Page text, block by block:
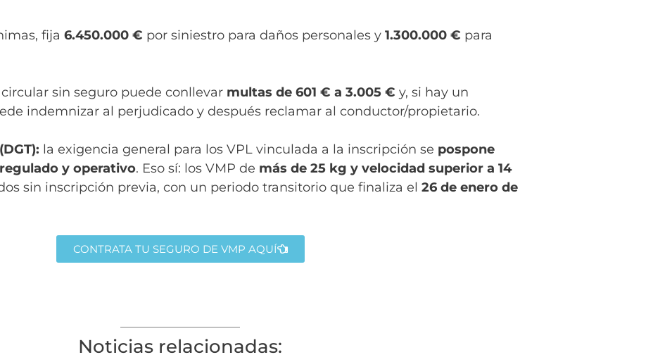
fija 6.450.000 € por siniestro para daños personales y 1.300.000 € para
sin seguro puede conllevar multas de 601 € a 3.005 € y, si hay un
indemnizar al perjudicado y después reclamar al conductor/propietario.
la exigencia general para los VPL vinculada a la inscripción se pospone
y operativo. Eso sí: los VMP de más de 25 kg y velocidad superior a 14
sin inscripción previa, con un periodo transitorio que finaliza el 26 de enero de
CONTRATA TU SEGURO DE VMP AQUÍ
Noticias relacionadas: